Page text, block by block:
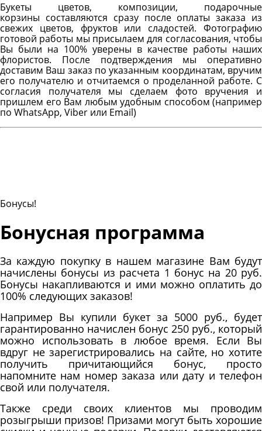
Букеты цветов, композиции, подарочные
корзины составляются сразу после оплаты заказа из
свежих цветов, фруктов или сладостей. Фотографию
готовой работы мы присылаем для согласования, чтобы
Вы были на 100% уверены в качестве работы наших
флористов. После подтверждения мы оперативно
доставим Ваш заказ по указанным координатам, вручим
его получателю и отчитаемся о проделанной работе. С
согласия получателя мы сделаем фото вручения и
пришлем его Вам любым удобным способом (например
по WhatsApp, Viber или Email)
Бонусы!
Бонусная программа
За каждую покупку в нашем магазине Вам будут
начислены бонусы из расчета 1 бонус на 20 руб.
Бонусы накапливаются и ими можно оплатить до
100% следующих заказов!
Например Вы купили букет за 5000 руб., будет
гарантированно начислен бонус 250 руб., который
можно использовать в любое время. Если Вы
вдруг не зарегистрировались на сайте, но хотите
получить причитающийся бонус, просто
напомните нам номер заказа или дату и телефон
свой или получателя.
Также среди своих клиентов мы проводим
розыгрыши призов! Призами могут быть хорошие